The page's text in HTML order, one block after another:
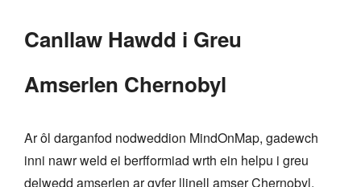
Canllaw Hawdd i Greu
Amserlen Chernobyl
Ar ôl darganfod nodweddion MindOnMap, gadewch
inni nawr weld ei berfformiad wrth ein helpu i greu
delwedd amserlen ar gyfer llinell amser Chernobyl.